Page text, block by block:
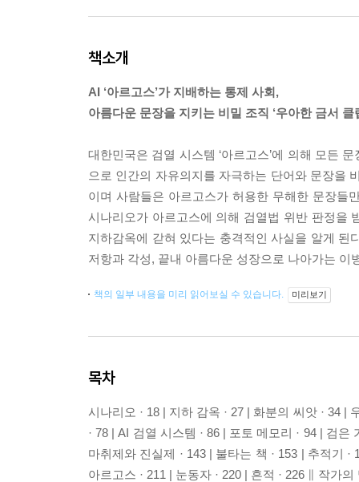
책소개
AI ‘아르고스’가 지배하는 통제 사회,
아름다운 문장을 지키는 비밀 조직 ‘우아한 금서 클
대한민국은 검열 시스템 ‘아르고스’에 의해 모든
으로 인간의 자유의지를 자극하는 단어와 문장을
이며 사람들은 아르고스가 허용한 무해한 문장들
시나리오가 아르고스에 의해 검열법 위반 판정을
지하감옥에 갇혀 있다는 충격적인 사실을 알게
저항과 각성, 끝내 아름다운 성장으로 나아가는 이
책의 일부 내용을 미리 읽어보실 수 있습니다. 미리보기
목차
시나리오 · 18 | 지하 감옥 · 27 | 화분의 씨앗 · 34 |
· 78 | AI 검열 시스템 · 86 | 포토 메모리 · 94 | 검
마취제와 진실제 · 143 | 불타는 책 · 153 | 추적기
아르고스 · 211 | 눈동자 · 220 | 흔적 · 226 ∥ 작가의